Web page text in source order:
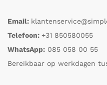
Email:
Telefoon: +31 850580055
WhatsApp: 085 058 00 55
Bereikbaar op werkdagen